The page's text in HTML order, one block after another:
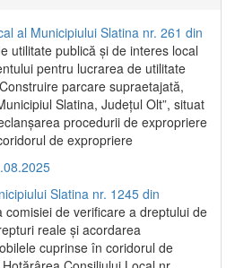
al Municipiului Slatina nr. 261 din
utilitate publică și de interes local
pentru lucrarea de utilitate
parcare supraetajată,
Slatina, Județul Olt”, situat
procedurii de expropriere
de expropriere
Slatina nr. 1245 din
comisiei de verificare a dreptului de
reale și acordarea
cuprinse în coridorul de